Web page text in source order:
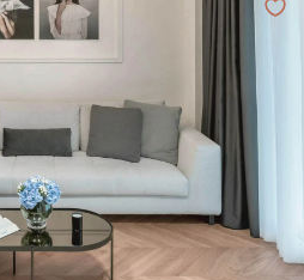
TRADITIONNELS
PARQUET EN BOIS BRUT
PARQUET EN CHÊNE FUMÉ
PARQUET EN CHÊNE